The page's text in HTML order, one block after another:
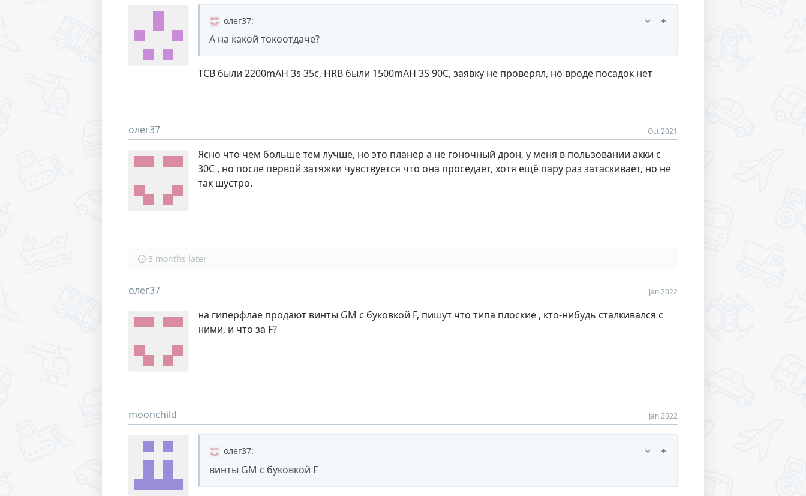
олег37:
А на какой токоотдаче?
TCB были 2200mAH 3s 35c, HRB были 1500mAH 3S 90C, заявку не проверял, но вроде посадок нет
олег37 Oct 2021
Ясно что чем больше тем лучше, но это планер а не гоночный дрон, у меня в пользовании акки с
30С , но после первой затяжки чувствуется что она проседает, хотя ещё пару раз затаскивает, но не
так шустро.
3 months later
олег37 Jan 2022
на гиперфлае продают винты GM с буковкой F, пишут что типа плоские , кто-нибудь сталкивался с
ними, и что за F?
moonchild Jan 2022
олег37:
винты GM с буковкой F